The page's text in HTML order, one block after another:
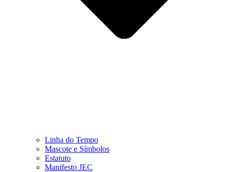
Linha do Tempo
Mascote e Símbolos
Estatuto
Manifesto JEC